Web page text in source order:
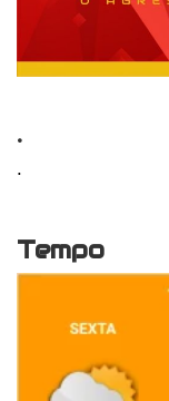
.
.
Tempo